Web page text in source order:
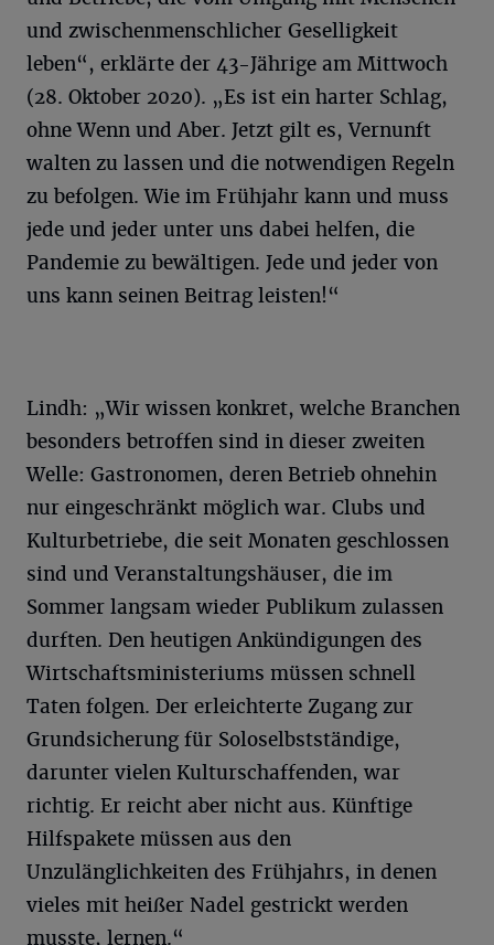
und zwischenmenschlicher Geselligkeit
leben“, erklärte der 43-Jährige am Mittwoch
(28. Oktober 2020). „Es ist ein harter Schlag,
ohne Wenn und Aber. Jetzt gilt es, Vernunft
walten zu lassen und die notwendigen Regeln
zu befolgen. Wie im Frühjahr kann und muss
jede und jeder unter uns dabei helfen, die
Pandemie zu bewältigen. Jede und jeder von
uns kann seinen Beitrag leisten!“
Lindh: „Wir wissen konkret, welche Branchen
besonders betroffen sind in dieser zweiten
Welle: Gastronomen, deren Betrieb ohnehin
nur eingeschränkt möglich war. Clubs und
Kulturbetriebe, die seit Monaten geschlossen
sind und Veranstaltungshäuser, die im
Sommer langsam wieder Publikum zulassen
durften. Den heutigen Ankündigungen des
Wirtschaftsministeriums müssen schnell
Taten folgen. Der erleichterte Zugang zur
Grundsicherung für Soloselbstständige,
darunter vielen Kulturschaffenden, war
richtig. Er reicht aber nicht aus. Künftige
Hilfspakete müssen aus den
Unzulänglichkeiten des Frühjahrs, in denen
vieles mit heißer Nadel gestrickt werden
musste, lernen.“